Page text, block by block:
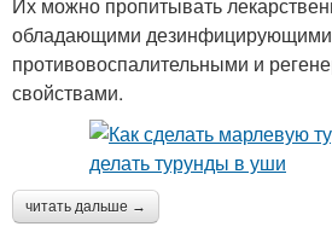
обладающими
противовоспалительными и
свойствами.
читать дальше →